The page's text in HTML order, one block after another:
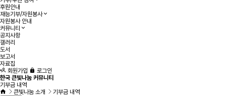
후원안내
재능기부/자원봉사
자원봉사 안내
커뮤니티
공지사항
갤러리
도서
보고서
자료집
회원가입
로그인
한국 큰빛나눔 커뮤니티
기부금 내역
큰빛나눔 소개
기부금 내역